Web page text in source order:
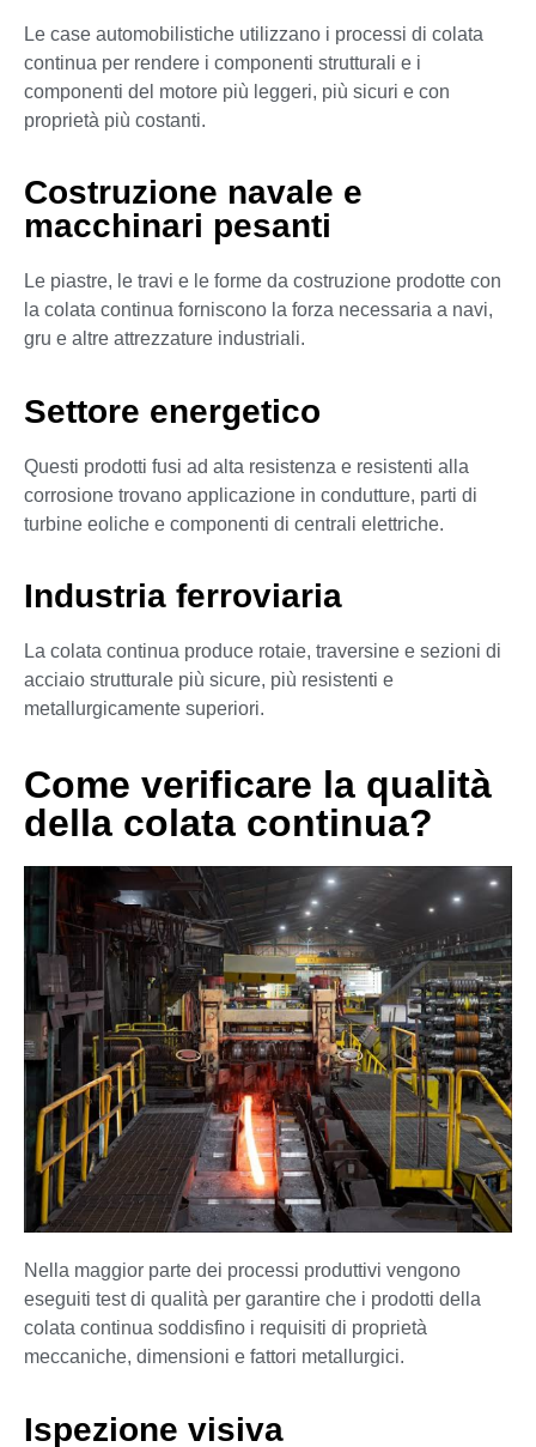
Le case automobilistiche utilizzano i processi di colata
continua per rendere i componenti strutturali e i
componenti del motore più leggeri, più sicuri e con
proprietà più costanti.
Costruzione navale e
macchinari pesanti
Le piastre, le travi e le forme da costruzione prodotte con
la colata continua forniscono la forza necessaria a navi,
gru e altre attrezzature industriali.
Settore energetico
Questi prodotti fusi ad alta resistenza e resistenti alla
corrosione trovano applicazione in condutture, parti di
turbine eoliche e componenti di centrali elettriche.
Industria ferroviaria
La colata continua produce rotaie, traversine e sezioni di
acciaio strutturale più sicure, più resistenti e
metallurgicamente superiori.
Come verificare la qualità
della colata continua?
Nella maggior parte dei processi produttivi vengono
eseguiti test di qualità per garantire che i prodotti della
colata continua soddisfino i requisiti di proprietà
meccaniche, dimensioni e fattori metallurgici.
Ispezione visiva